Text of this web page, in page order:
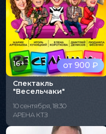
от 900 ₽
16+
Спектакль
"Весельчаки"
10 сентября, 18:30
АРЕНА КТЗ